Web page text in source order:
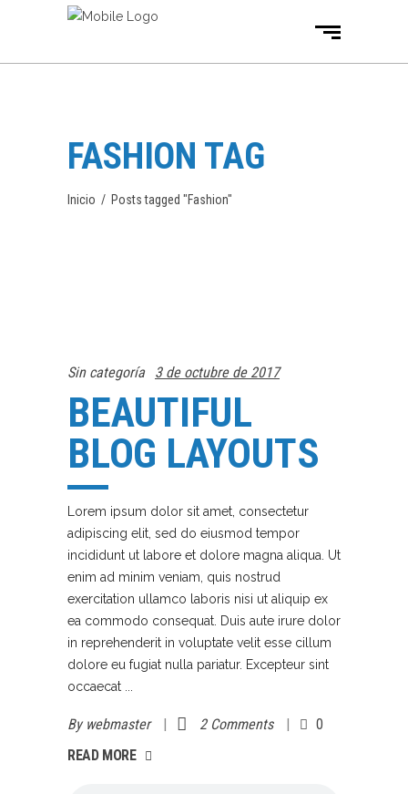
FASHION TAG
Inicio / Posts tagged "Fashion"
Sin categoría 3 de octubre de 2017
BEAUTIFUL
BLOG LAYOUTS
Lorem ipsum dolor sit amet, consectetur
adipiscing elit, sed do eiusmod tempor
incididunt ut labore et dolore magna aliqua. Ut
enim ad minim veniam, quis nostrud
exercitation ullamco laboris nisi ut aliquip ex
ea commodo consequat. Duis aute irure dolor
in reprehenderit in voluptate velit esse cillum
dolore eu fugiat nulla pariatur. Excepteur sint
occaecat
By webmaster 2 Comments
0
READ MORE